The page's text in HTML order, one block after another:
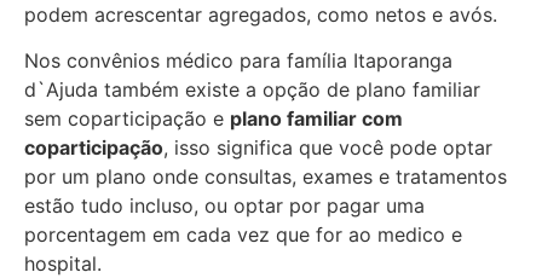
podem acrescentar agregados, como netos e avós.
Nos convênios médico para família Itaporanga
d`Ajuda também existe a opção de plano familiar
sem coparticipação e plano familiar com
coparticipação, isso significa que você pode optar
por um plano onde consultas, exames e tratamentos
estão tudo incluso, ou optar por pagar uma
porcentagem em cada vez que for ao medico e
hospital.